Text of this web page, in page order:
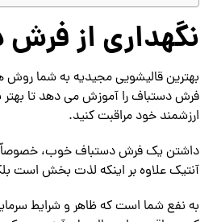
نگهداری از
بهترین قالیشویی مجیدیه به شما روش
فرش دستباف را آموزش می دهد تا بهتر
ارزشمند خود مراقبت کنید.
داشتن یک فرش دستباف خوب،
آنتیک علاوه بر اینکه لذت بخش است
به نفع شما است که ظاهر و شرایط